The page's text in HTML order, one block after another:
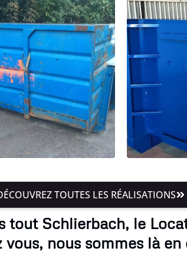
TOUTES LES RÉALISATIONS
tout Schlierbach, le
vous, nous sommes là en